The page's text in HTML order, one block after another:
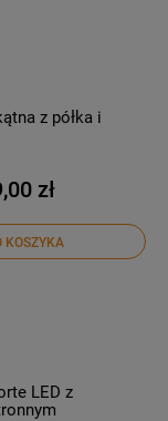
z półka i
zł
KOSZYKA
LED z